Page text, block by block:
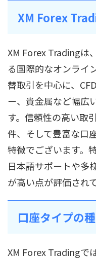
XM Forex
XM Forex Tradingは
る国際的なオンライ
替取引を中心に、
ー、貴金属など幅広
す。信頼性の高い取
件、そして豊富な口
特徴でございます。
日本語サポートや多
が高い点が評価され
口座タイプの
XM Forex Tradingで